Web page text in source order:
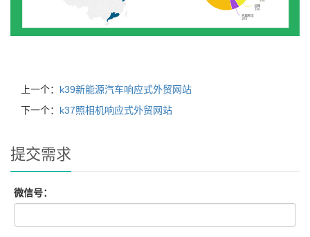
上一个： k39新能源汽车响应式外贸网站
下一个： k37照相机响应式外贸网站
提交需求
微信号：